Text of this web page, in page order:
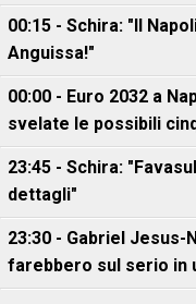
00:15 - Schira: "Il
Anguissa!"
00:00 - Euro 2032 a
svelate le possibili
23:45 - Schira:
dettagli"
23:30 - Gabriel Jesus-
farebbero sul serio in